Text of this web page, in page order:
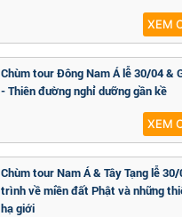
XEM
Chùm tour Đông Nam Á lễ 30/04 &
- Thiên đường nghỉ dưỡng gần kề
XEM
Chùm tour Nam Á & Tây Tạng lễ
trình về miền đất Phật và những
hạ giới